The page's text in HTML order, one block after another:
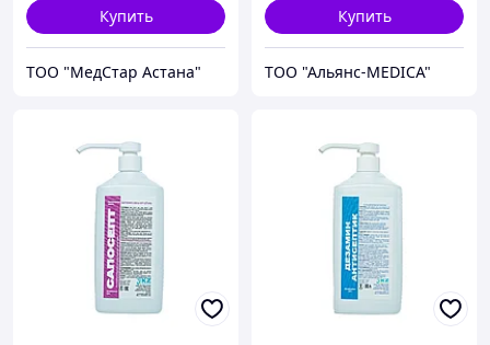
Купить
ТОО "МедСтар Астана"
Купить
ТОО "Альянс-MEDICA"